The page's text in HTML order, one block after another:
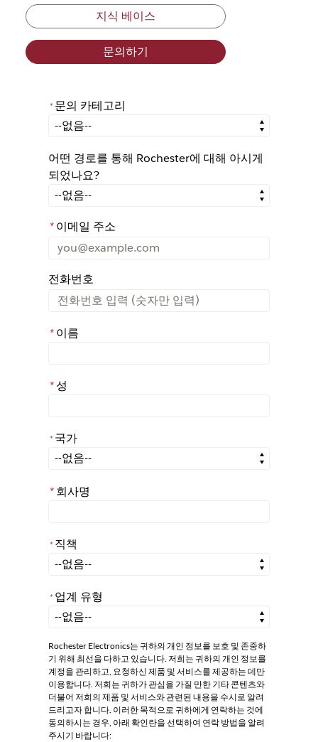
지식 베이스
문의하기
* 문의 카테고리
문의 카테고리
어떤 경로를 통해 Rochester에 대해 아시게
되었나요?
어떤 경로를 통해 Rochester에 대해 아시게 되었나요?
*이메일 주소
전화번호
*이름
*성
* 국가
국가
*회사명
* 직책
직책
* 업계 유형
업계 유형
Rochester Electronics는 귀하의 개인 정보를 보호 및 존중하
기 위해 최선을 다하고 있습니다. 저희는 귀하의 개인 정보를
계정을 관리하고, 요청하신 제품 및 서비스를 제공하는 데만
이용합니다. 저희는 귀하가 관심을 가질 만한 기타 콘텐츠와
더불어 저희의 제품 및 서비스와 관련된 내용을 수시로 알려
드리고자 합니다. 이러한 목적으로 귀하에게 연락하는 것에
동의하시는 경우, 아래 확인란을 선택하여 연락 방법을 알려
주시기 바랍니다: